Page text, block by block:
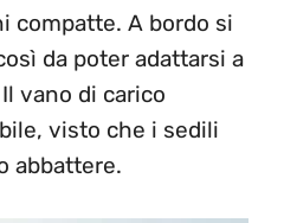
compatte. A bordo si
da poter adattarsi a
vano di carico
visto che i sedili
abbattere.